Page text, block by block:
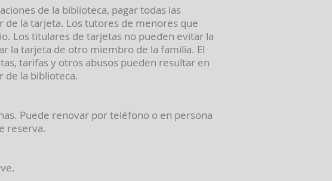
de la biblioteca, pagar todas las
la tarjeta. Los tutores de menores que
Los titulares de tarjetas no pueden evitar la
la tarjeta de otro miembro de la familia. El
tarifas y otros abusos pueden resultar en
de la biblioteca.
Puede renovar por teléfono o en persona
reserva.